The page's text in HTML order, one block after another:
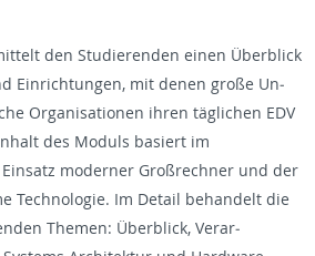
den Studieren­den einen Überblick
Ein­rich­tun­gen, mit denen große Un­
Or­gan­i­sa­tio­nen ihren täglichen EDV
des Moduls basiert im
mod­erner Großrech­ner und der
Tech­nolo­gie. Im De­tail be­han­delt die
The­men: Überblick, Ve­r­ar­